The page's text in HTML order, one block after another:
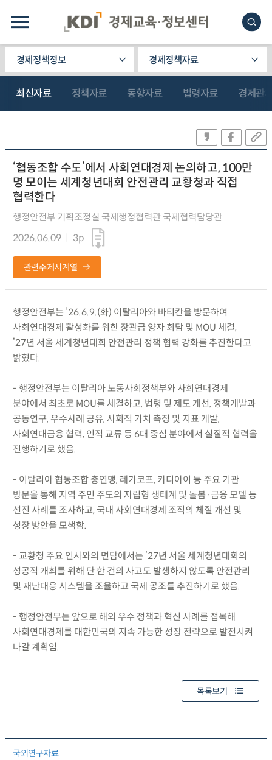
경제정책정보 경제정책자료
최신자료 정책자료 동향자료 법령자료 경제관
‘협동조합 수도’에서 사회연대경제 논의하고, 100만
명 모이는 세계청년대회 안전관리 교황청과 직접
협력한다
행정안전부 기획조정실 국제행정협력관 국제협력담당관
2026.06.09
3p
관련주제시계열
행정안전부는 ’26.6.9.(화) 이탈리아와 바티칸을 방문하여
사회연대경제 활성화를 위한 장관급 양자 회담 및 MOU 체결,
’27년 서울 세계청년대회 안전관리 정책 협력 강화를 추진한다고
밝혔다.
- 행정안전부는 이탈리아 노동사회정책부와 사회연대경제
분야에서 최초로 MOU를 체결하고, 법령 및 제도 개선, 정책개발과
공동연구, 우수사례 공유, 사회적 가치 측정 및 지표 개발,
사회연대금융 협력, 인적 교류 등 6대 중심 분야에서 실질적 협력을
진행하기로 했음.
- 이탈리아 협동조합 총연맹, 레가코프, 카디아이 등 주요 기관
방문을 통해 지역 주민 주도의 자립형 생태계 및 돌봄·금융 모델 등
선진 사례를 조사하고, 국내 사회연대경제 조직의 체질 개선 및
성장 방안을 모색함.
- 교황청 주요 인사와의 면담에서는 ’27년 서울 세계청년대회의
성공적 개최를 위해 단 한 건의 사고도 발생하지 않도록 안전관리
및 재난대응 시스템을 조율하고 국제 공조를 추진하기로 했음.
- 행정안전부는 앞으로 해외 우수 정책과 혁신 사례를 접목해
사회연대경제를 대한민국의 지속 가능한 성장 전략으로 발전시켜
나갈 계획임.
목록보기
국외연구자료